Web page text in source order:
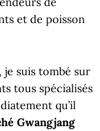
et de poisson
je suis tombé sur
tous spécialisés
qu’il
Gwangjang